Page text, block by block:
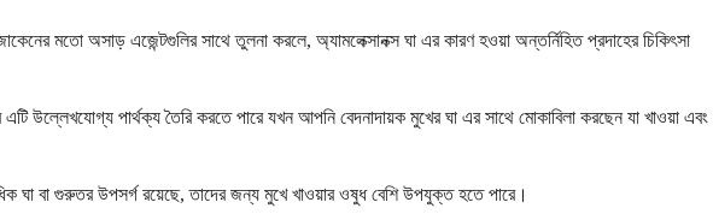
মতো অসাড় এজেন্টগুলির সাথে তুলনা করলে, অ্যামলেক্সানক্স ঘা এর কারণ হওয়া অন্তর্নিহিত প্রদাহের চিকিৎসা
উল্লেখযোগ্য পার্থক্য তৈরি করতে পারে যখন আপনি বেদনাদায়ক মুখের ঘা এর সাথে মোকাবিলা করছেন যা খাওয়া এবং
ঘা বা গুরুতর উপসর্গ রয়েছে, তাদের জন্য মুখে খাওয়ার ওষুধ বেশি উপযুক্ত হতে পারে।